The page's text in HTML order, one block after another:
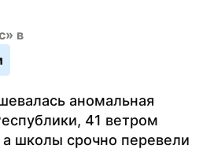
в
аномальная
41 ветром
школы срочно перевели